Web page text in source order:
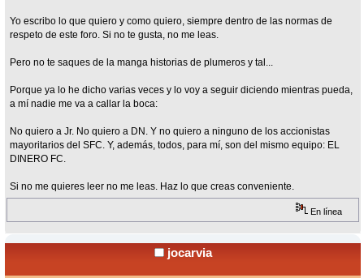
Yo escribo lo que quiero y como quiero, siempre dentro de las normas de
respeto de este foro. Si no te gusta, no me leas.
Pero no te saques de la manga historias de plumeros y tal...
Porque ya lo he dicho varias veces y lo voy a seguir diciendo mientras pueda,
a mí nadie me va a callar la boca:
No quiero a Jr. No quiero a DN. Y no quiero a ninguno de los accionistas
mayoritarios del SFC. Y, además, todos, para mí, son del mismo equipo: EL
DINERO FC.
Si no me quieres leer no me leas. Haz lo que creas conveniente.
En línea
jocarvia